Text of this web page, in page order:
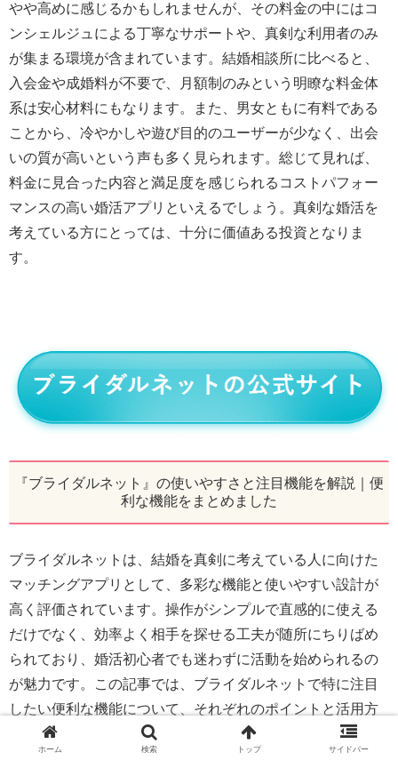
やや高めに感じるかもしれませんが、その料金の中にはコ
ンシェルジュによる丁寧なサポートや、真剣な利用者のみ
が集まる環境が含まれています。結婚相談所に比べると、
入会金や成婚料が不要で、月額制のみという明瞭な料金体
系は安心材料にもなります。また、男女ともに有料である
ことから、冷やかしや遊び目的のユーザーが少なく、出会
いの質が高いという声も多く見られます。総じて見れば、
料金に見合った内容と満足度を感じられるコストパフォー
マンスの高い婚活アプリといえるでしょう。真剣な婚活を
考えている方にとっては、十分に価値ある投資となりま
す。
『ブライダルネット』の使いやすさと注目機能を解説｜便
利な機能をまとめました
ブライダルネットは、結婚を真剣に考えている人に向けた
マッチングアプリとして、多彩な機能と使いやすい設計が
高く評価されています。操作がシンプルで直感的に使える
だけでなく、効率よく相手を探せる工夫が随所にちりばめ
られており、婚活初心者でも迷わずに活動を始められるの
が魅力です。この記事では、ブライダルネットで特に注目
したい便利な機能について、それぞれのポイントと活用方
法をわかりやすく解説していきます。自分に合った相手と
ホーム 検索 トップ サイドバー